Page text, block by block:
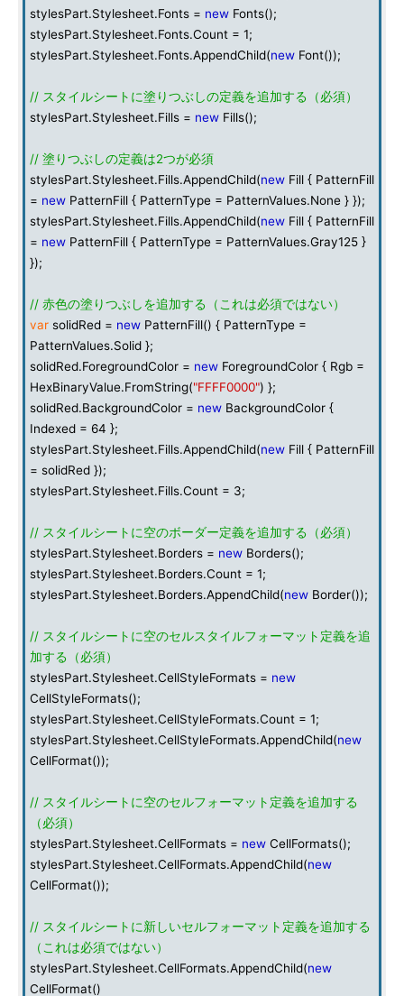
stylesPart.Stylesheet.Fonts = new Fonts();
stylesPart.Stylesheet.Fonts.Count = 1;
stylesPart.Stylesheet.Fonts.AppendChild(new Font());
// スタイルシートに塗りつぶしの定義を追加する（必須）
stylesPart.Stylesheet.Fills = new Fills();
// 塗りつぶしの定義は2つが必須
stylesPart.Stylesheet.Fills.AppendChild(new Fill { PatternFill
= new PatternFill { PatternType = PatternValues.None } });
stylesPart.Stylesheet.Fills.AppendChild(new Fill { PatternFill
= new PatternFill { PatternType = PatternValues.Gray125 }
});
// 赤色の塗りつぶしを追加する（これは必須ではない）
var solidRed = new PatternFill() { PatternType =
PatternValues.Solid };
solidRed.ForegroundColor = new ForegroundColor { Rgb =
HexBinaryValue.FromString("FFFF0000") };
solidRed.BackgroundColor = new BackgroundColor {
Indexed = 64 };
stylesPart.Stylesheet.Fills.AppendChild(new Fill { PatternFill
= solidRed });
stylesPart.Stylesheet.Fills.Count = 3;
// スタイルシートに空のボーダー定義を追加する（必須）
stylesPart.Stylesheet.Borders = new Borders();
stylesPart.Stylesheet.Borders.Count = 1;
stylesPart.Stylesheet.Borders.AppendChild(new Border());
// スタイルシートに空のセルスタイルフォーマット定義を追
加する（必須）
stylesPart.Stylesheet.CellStyleFormats = new
CellStyleFormats();
stylesPart.Stylesheet.CellStyleFormats.Count = 1;
stylesPart.Stylesheet.CellStyleFormats.AppendChild(new
CellFormat());
// スタイルシートに空のセルフォーマット定義を追加する
（必須）
stylesPart.Stylesheet.CellFormats = new CellFormats();
stylesPart.Stylesheet.CellFormats.AppendChild(new
CellFormat());
// スタイルシートに新しいセルフォーマット定義を追加する
（これは必須ではない）
stylesPart.Stylesheet.CellFormats.AppendChild(new
CellFormat()